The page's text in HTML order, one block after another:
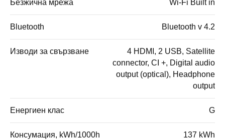
Безжична мрежа Wi-Fi Built in
Bluetooth Bluetooth v 4.2
Изводи за свързване
4 HDMI, 2 USB, Satellite
connector, CI +, Digital audio
output (optical), Headphone
output
Енергиен клас G
Консумация, kWh/1000h 137 kWh